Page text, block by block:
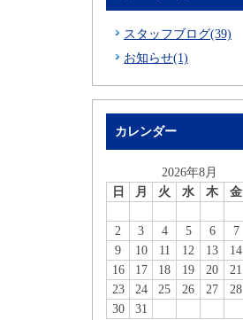
スタッフブログ(39)
お知らせ(1)
カレンダー
2026年8月
日
月 火 水 木 金
2
3 4 5 6 7
9
10 11 12 13 14
16
17 18 19 20 21
23
24 25 26 27 28
30
31